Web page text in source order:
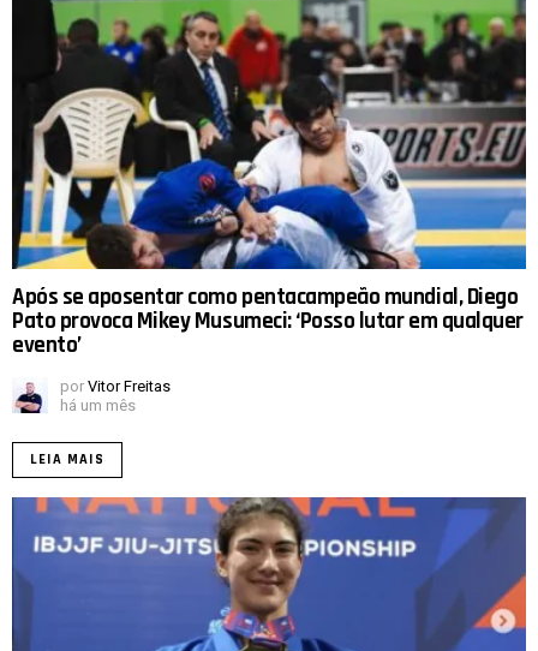
Após se aposentar como pentacampeão mundial, Diego
Pato provoca Mikey Musumeci: ‘Posso lutar em qualquer
evento’
por Vitor Freitas
há um mês
LEIA MAIS